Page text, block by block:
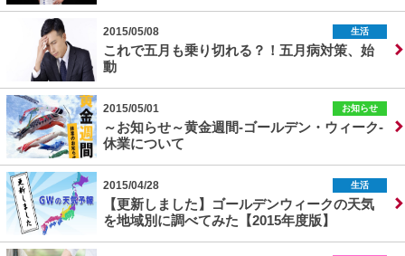
2015/05/08 生活
これで五月も乗り切れる？！五月病対策、始
動
2015/05/01 お知らせ
～お知らせ～黄金週間‐ゴールデン・ウィーク‐
休業について
2015/04/28 生活
【更新しました】ゴールデンウィークの天気
を地域別に調べてみた【2015年度版】